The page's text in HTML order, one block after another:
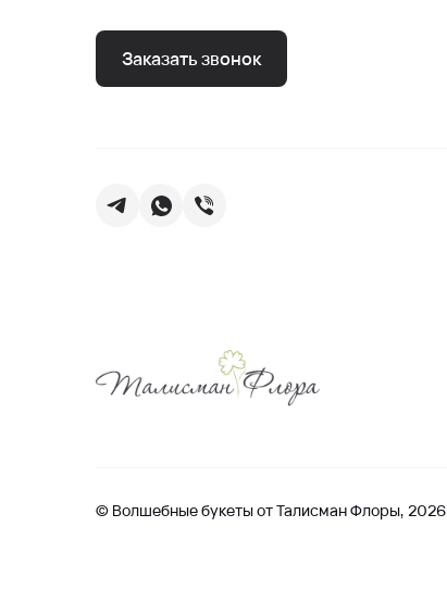
Заказать звонок
© Волшебные букеты от Талисман Флоры, 2026